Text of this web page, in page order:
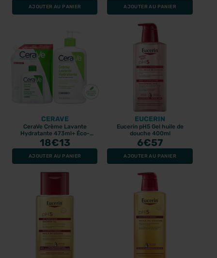
AJOUTER AU PANIER AJOUTER AU PANIER
CERAVE
CeraVe Crème Lavante
Hydratante 473ml+ Éco-
Recharge 473ml
18€13
AJOUTER AU PANIER
EUCERIN
Eucerin pH5 Gel huile de
douche 400ml
6€57
AJOUTER AU PANIER